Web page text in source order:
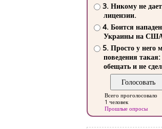
3. Никому не
лицензии.
4. Боится
Украины на
5. Просто у него
поведения такая:
обещать и не
Всего проголосовало
1 человек
Прошлые опросы